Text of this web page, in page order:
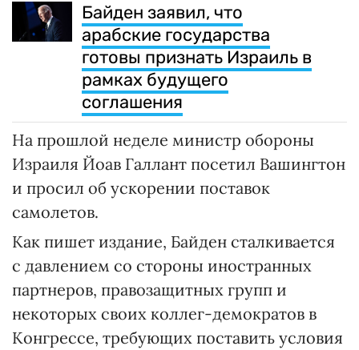
Байден заявил, что
арабские государства
готовы признать Израиль в
рамках будущего
соглашения
На прошлой неделе министр обороны
Израиля Йоав Галлант посетил Вашингтон
и просил об ускорении поставок
самолетов.
Как пишет издание, Байден сталкивается
с давлением со стороны иностранных
партнеров, правозащитных групп и
некоторых своих коллег-демократов в
Конгрессе, требующих поставить условия